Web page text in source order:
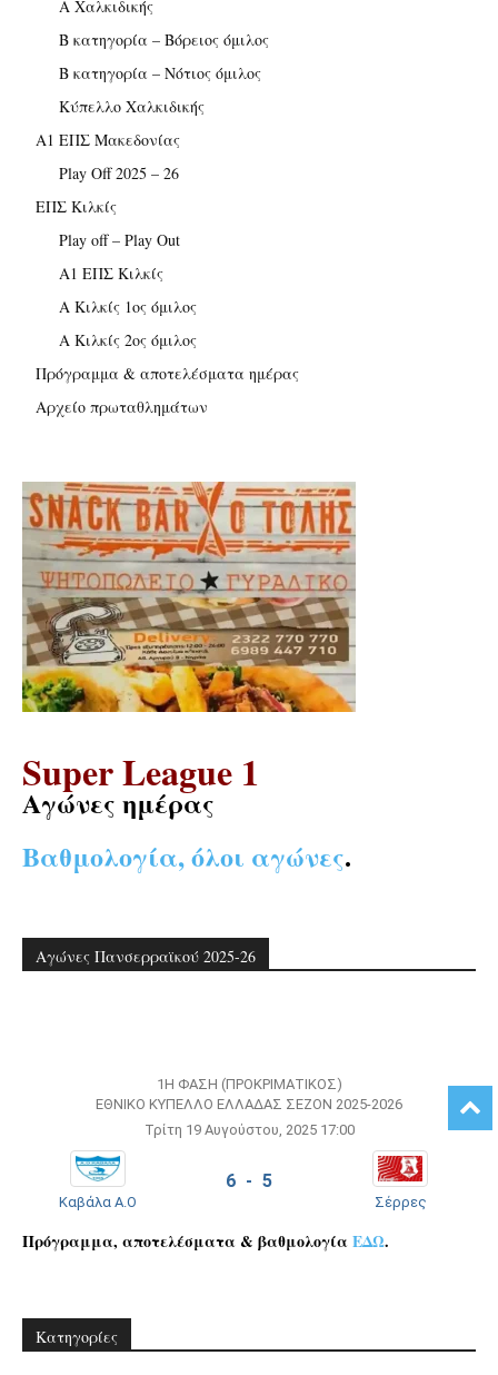
Α Χαλκιδικής
Β κατηγορία – Βόρειος όμιλος
Β κατηγορία – Νότιος όμιλος
Κύπελλο Χαλκιδικής
Α1 ΕΠΣ Μακεδονίας
Play Off 2025 – 26
ΕΠΣ Κιλκίς
Play off – Play Out
Α1 ΕΠΣ Κιλκίς
Α Κιλκίς 1ος όμιλος
Α Κιλκίς 2ος όμιλος
Πρόγραμμα & αποτελέσματα ημέρας
Αρχείο πρωταθλημάτων
Super League 1
Αγώνες ημέρας
Βαθμολογία, όλοι αγώνες.
Αγώνες Πανσερραϊκού 2025-26
1Η ΦΆΣΗ (ΠΡΟΚΡΙΜΑΤΙΚΌΣ)
ΕΘΝΙΚΌ ΚΎΠΕΛΛΟ ΕΛΛΆΔΑΣ ΣΕΖΌΝ 2025-2026
Τρίτη 19 Αυγούστου, 2025 17:00
Καβάλα Α.Ο
6 - 5
Σέρρες
Πρόγραμμα, αποτελέσματα & βαθμολογίαΕΔΩ.
Kατηγορίες